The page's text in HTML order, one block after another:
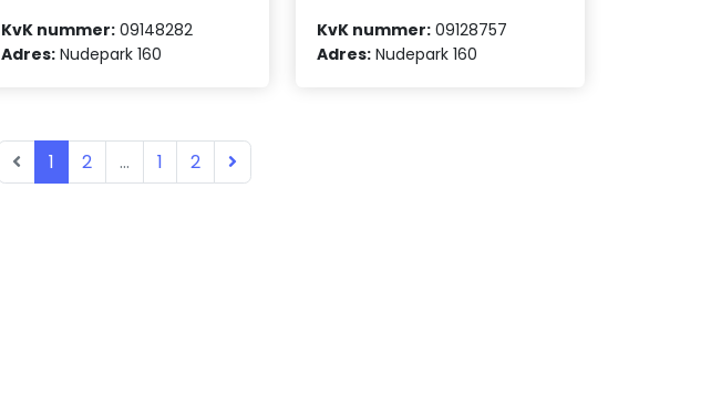
KvK nummer: 09148282
Adres: Nudepark 160
KvK nummer: 09128757
Adres: Nudepark 160
1 2 ... 1 2